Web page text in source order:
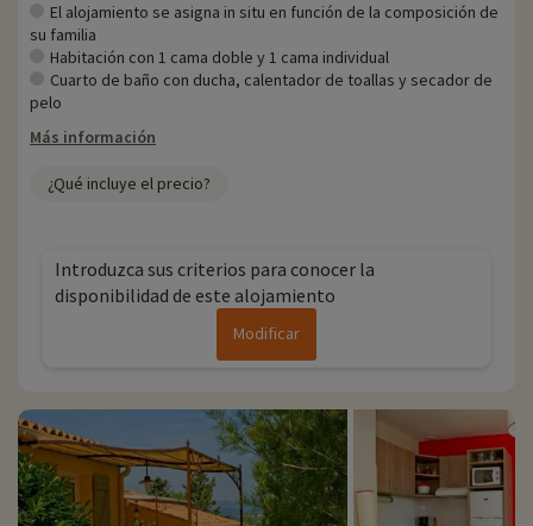
El alojamiento se asigna in situ en función de la composición de
su familia
Habitación con 1 cama doble y 1 cama individual
Cuarto de baño con ducha, calentador de toallas y secador de
pelo
Más información
¿Qué incluye el precio?
Introduzca sus criterios para conocer la
disponibilidad de este alojamiento
Modificar